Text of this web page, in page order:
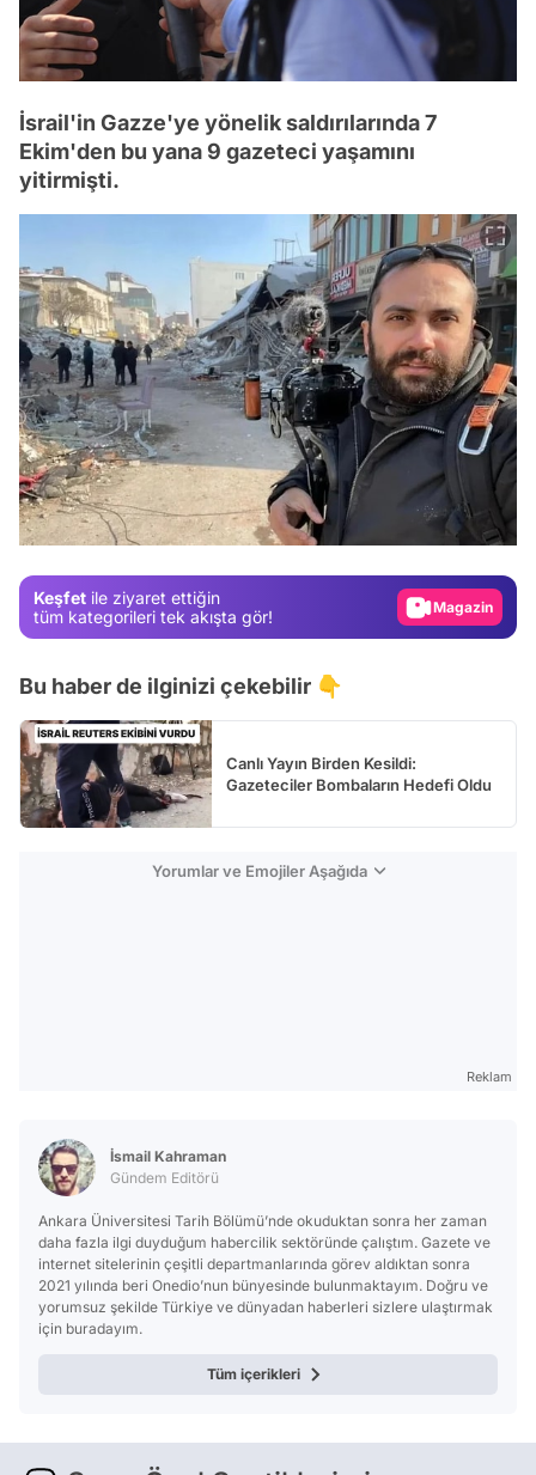
İsrail'in Gazze'ye yönelik saldırılarında 7
Ekim'den bu yana 9 gazeteci yaşamını
yitirmişti.
Keşfet ile ziyaret ettiğin
tüm kategorileri tek akışta gör!
Video
Test
Magazin
Bu haber de ilginizi çekebilir 👇
Canlı Yayın Birden Kesildi:
Gazeteciler Bombaların Hedefi Oldu
Yorumlar ve Emojiler Aşağıda
Reklam
İsmail Kahraman
Gündem Editörü
Ankara Üniversitesi Tarih Bölümü’nde okuduktan sonra her zaman
daha fazla ilgi duyduğum habercilik sektöründe çalıştım. Gazete ve
internet sitelerinin çeşitli departmanlarında görev aldıktan sonra
2021 yılında beri Onedio’nun bünyesinde bulunmaktayım. Doğru ve
yorumsuz şekilde Türkiye ve dünyadan haberleri sizlere ulaştırmak
için buradayım.
Tüm içerikleri